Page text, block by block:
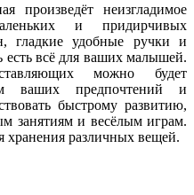
произведёт неизгладимое
и придирчивых
гладкие удобные ручки и
есть всё для ваших малышей.
можно будет
ваших предпочтений и
быстрому развитию,
занятиям и весёлым играм.
хранения различных вещей.